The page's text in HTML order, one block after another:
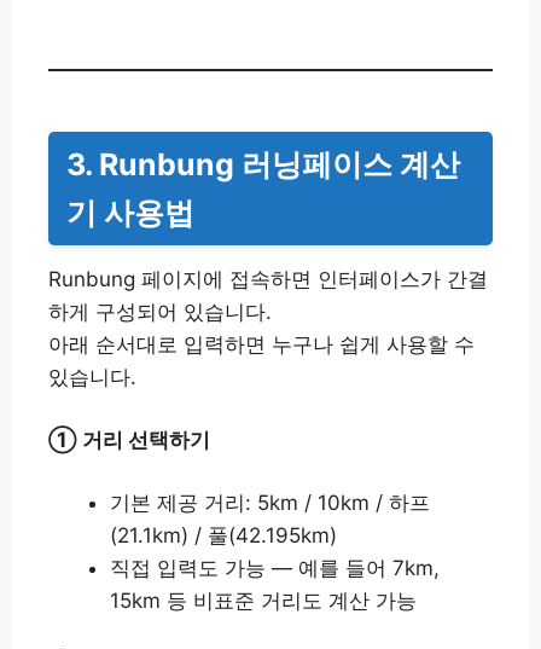
3. Runbung 러닝페이스 계산
기 사용법
Runbung 페이지에 접속하면 인터페이스가 간결
하게 구성되어 있습니다.
아래 순서대로 입력하면 누구나 쉽게 사용할 수
있습니다.
① 거리 선택하기
기본 제공 거리: 5km / 10km / 하프
(21.1km) / 풀(42.195km)
직접 입력도 가능 — 예를 들어 7km,
15km 등 비표준 거리도 계산 가능